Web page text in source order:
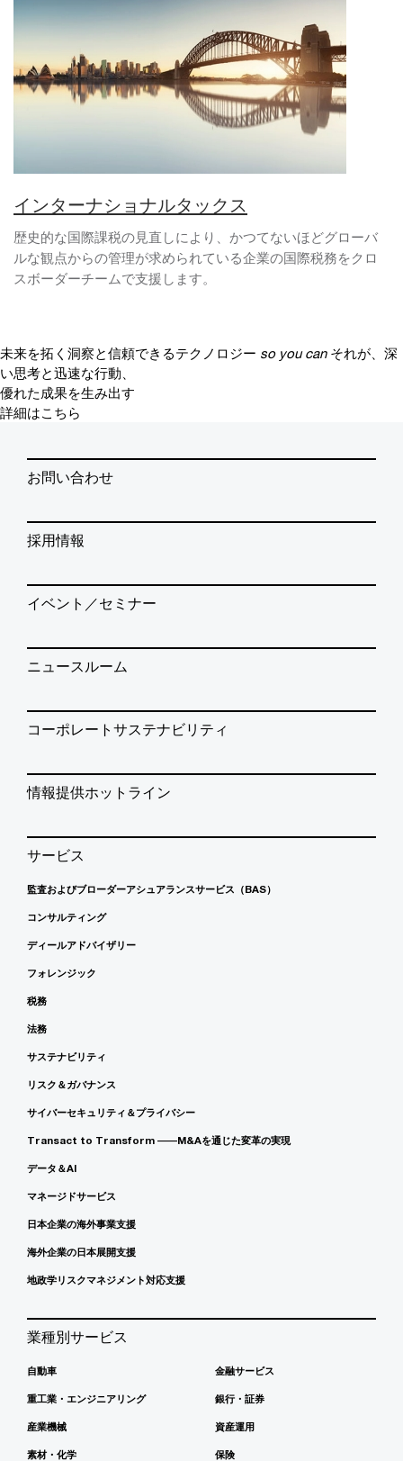
インターナショナルタックス
歴史的な国際課税の見直しにより、かつてないほどグローバ
ルな観点からの管理が求められている企業の国際税務をクロ
スボーダーチームで支援します。
未来を拓く洞察と信頼できるテクノロジー so you can それが、深
い思考と迅速な行動、
優れた成果を生み出す
詳細はこちら
お問い合わせ
採用情報
イベント／セミナー
ニュースルーム
コーポレートサステナビリティ
情報提供ホットライン
サービス
監査およびブローダーアシュアランスサービス（BAS）
コンサルティング
ディールアドバイザリー
フォレンジック
税務
法務
サステナビリティ
リスク＆ガバナンス
サイバーセキュリティ＆プライバシー
Transact to Transform ――M&Aを通じた変革の実現
データ＆AI
マネージドサービス
日本企業の海外事業支援
海外企業の日本展開支援
地政学リスクマネジメント対応支援
業種別サービス
自動車
重工業・エンジニアリング
産業機械
素材・化学
金融サービス
銀行・証券
資産運用
保険